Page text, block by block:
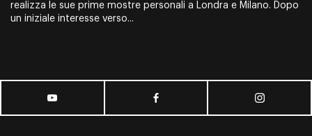
realizza le sue prime mostre personali a Londra e Milano. Dopo
un iniziale interesse verso...